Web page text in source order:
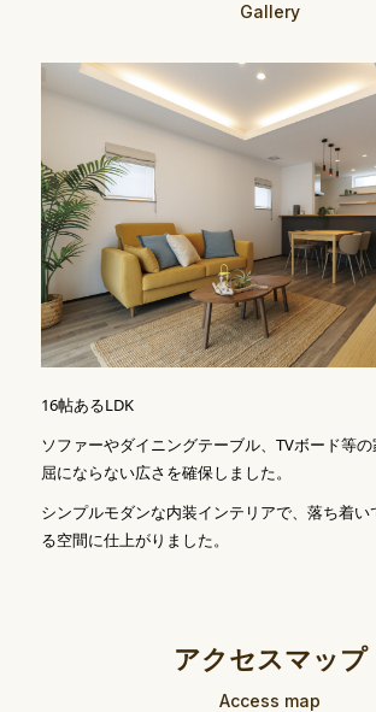
Gallery
16帖あるLDK
ソファーやダイニングテーブル、TVボード等
屈にならない広さを確保しました。
シンプルモダンな内装インテリアで、落ち着い
る空間に仕上がりました。
アクセスマップ
Access map